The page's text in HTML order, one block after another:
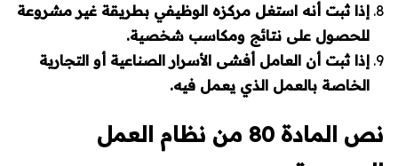
إذا ثبت أنه استغل مركزه الوظيفي بطريقة غير مشروعة
للحصول على نتائج ومكاسب شخصية.
إذا ثبت أن العامل أفشى الأسرار الصناعية أو التجارية
الخاصة بالعمل الذي يعمل فيه.
نص المادة 80 من نظام العمل